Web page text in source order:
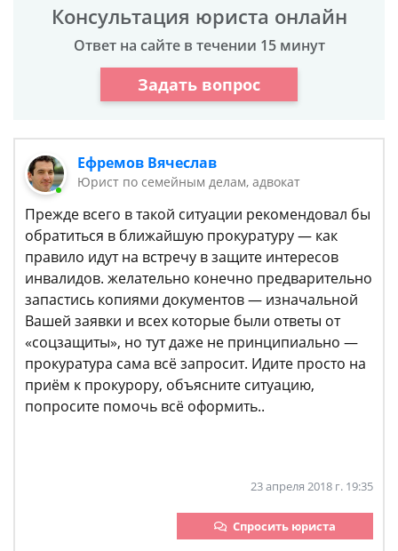
Консультация юриста онлайн
Ответ на сайте в течении 15 минут
Задать вопрос
Ефремов Вячеслав
Юрист по семейным делам, адвокат
Прежде всего в такой ситуации рекомендовал бы
обратиться в ближайшую прокуратуру — как
правило идут на встречу в защите интересов
инвалидов. желательно конечно предварительно
запастись копиями документов — изначальной
Вашей заявки и всех которые были ответы от
«соцзащиты», но тут даже не принципиально —
прокуратура сама всё запросит. Идите просто на
приём к прокурору, объясните ситуацию,
попросите помочь всё оформить..
23 апреля 2018 г. 19:35
Спросить юриста